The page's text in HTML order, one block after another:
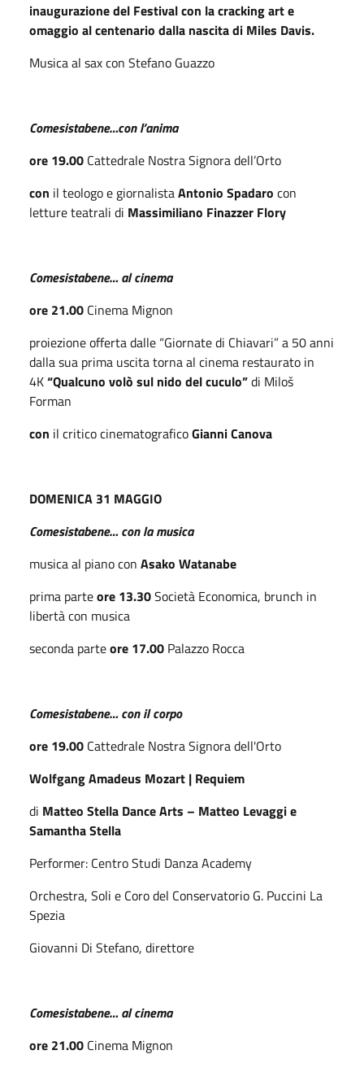
inaugurazione del Festival con la cracking art e
omaggio al centenario dalla nascita di Miles Davis.
Musica al sax con Stefano Guazzo
Comesistabene…con l’anima
ore 19.00 Cattedrale Nostra Signora dell’Orto
con il teologo e giornalistaAntonio Spadaro con
letture teatrali di Massimiliano Finazzer Flory
Comesistabene… al cinema
ore 21.00 Cinema Mignon
proiezione offerta dalle “Giornate di Chiavari” a 50 anni
dalla sua prima uscita torna al cinema restaurato in
4K“Qualcuno volò sul nido del cuculo”di Miloš
Forman
con il critico cinematograficoGianni Canova
DOMENICA 31 MAGGIO
Comesistabene… con la musica
musica al piano con Asako Watanabe
prima parteore 13.30Società Economica, brunch in
libertà con musica
seconda parteore 17.00 Palazzo Rocca
Comesistabene… con il corpo
ore 19.00 Cattedrale Nostra Signora dell'Orto
Wolfgang Amadeus Mozart | Requiem
di Matteo Stella Dance Arts – Matteo Levaggi e
Samantha Stella
Performer: Centro Studi Danza Academy
Orchestra, Soli e Coro del Conservatorio G. Puccini La
Spezia
Giovanni Di Stefano, direttore
Comesistabene… al cinema
ore 21.00 Cinema Mignon